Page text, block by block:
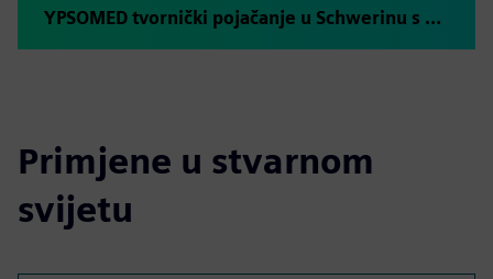
YPSOMED tvornički pojačanje u Schwerinu s plus10 Shannon®
Primjene u stvarnom
svijetu